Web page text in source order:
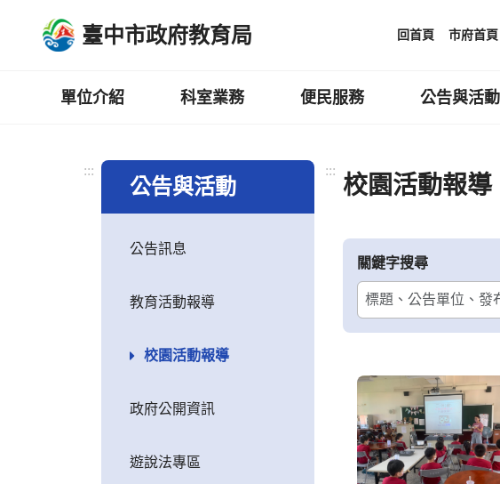
臺中市政府教育局 回首頁 市府首頁
單位介紹 科室業務 便民服務 公告與活動
:::
公告與活動
公告訊息
教育活動報導
校園活動報導
政府公開資訊
遊說法專區
:::
校園活動報導
關鍵字搜尋